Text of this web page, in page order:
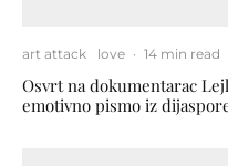
art attack love · 14 min read
Osvrt na dokumentarac
emotivno pismo iz